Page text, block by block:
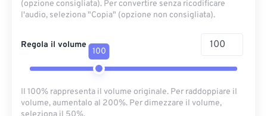
(opzione consigliata). Per convertire senza ricodificare
l'audio, seleziona "Copia" (opzione non consigliata).
Regola il volume
100
Il 100% rappresenta il volume originale. Per raddoppiare il
volume, aumentalo al 200%. Per dimezzare il volume,